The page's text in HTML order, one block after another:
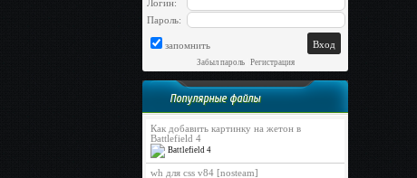
Логин:
Пароль:
запомнить
Забыл пароль| Регистрация
Популярные файлы
Как добавить картинку на жетон в
Battlefield 4
Battlefield 4
wh для css v84 [nosteam]